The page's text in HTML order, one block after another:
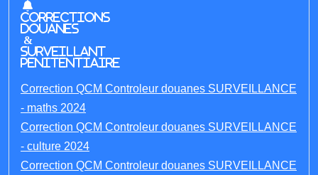
Corrections
Douanes
&
Surveillant
penitentiaire
Correction QCM Controleur douanes SURVEILLANCE
- maths 2024
Correction QCM Controleur douanes SURVEILLANCE
- culture 2024
Correction QCM Controleur douanes SURVEILLANCE